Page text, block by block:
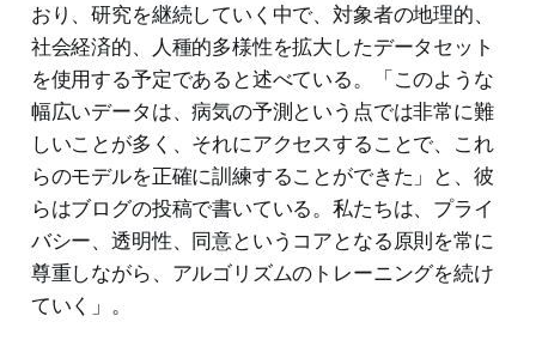
おり、研究を継続していく中で、対象者の地理的、
社会経済的、人種的多様性を拡大したデータセット
を使用する予定であると述べている。「このような
幅広いデータは、病気の予測という点では非常に難
しいことが多く、それにアクセスすることで、これ
らのモデルを正確に訓練することができた」と、彼
らはブログの投稿で書いている。私たちは、プライ
バシー、透明性、同意というコアとなる原則を常に
尊重しながら、アルゴリズムのトレーニングを続け
ていく」。